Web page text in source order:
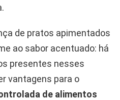
de pratos apimentados
ao sabor acentuado: há
presentes nesses
vantagens para o
de alimentos